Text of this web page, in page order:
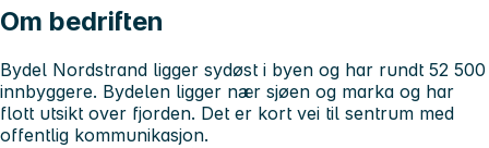
Om bedriften
Bydel Nordstrand ligger sydøst i byen og har rundt 52 500
innbyggere. Bydelen ligger nær sjøen og marka og har
flott utsikt over fjorden. Det er kort vei til sentrum med
offentlig kommunikasjon.